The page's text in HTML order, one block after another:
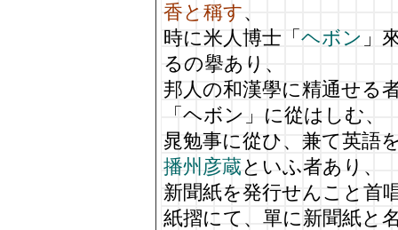
香と稱す、
時に米人博士「 ヘボン 」
るの擧あり、
邦人の和漢學に精通せる
「ヘボン」に從はしむ、
晁勉事に從ひ、兼て英語
播州彦蔵といふ者あり、
新聞紙を発行せんこと首
紙摺にて、單に新聞紙と